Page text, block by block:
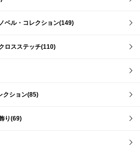
ベル・コレクション(149)
ロスステッチ(110)
クション(85)
り(69)